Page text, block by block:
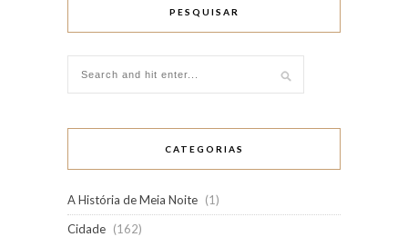
PESQUISAR
CATEGORIAS
A História de Meia Noite (1)
Cidade (162)